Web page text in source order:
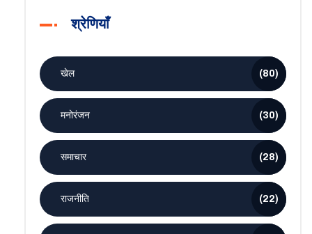
श्रेणियाँ
खेल (80)
मनोरंजन (30)
समाचार (28)
राजनीति (22)